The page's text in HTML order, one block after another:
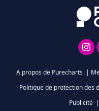
A propos de Purecharts |
Politique de protection des
Publicité |